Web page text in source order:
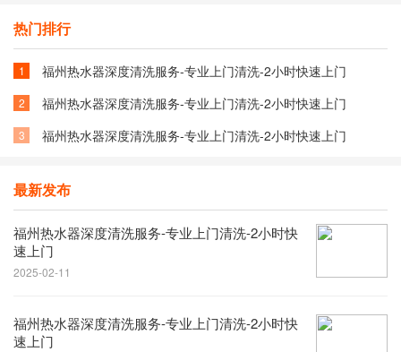
热门排行
1 福州热水器深度清洗服务-专业上门清洗-2小时快速上门
2 福州热水器深度清洗服务-专业上门清洗-2小时快速上门
3 福州热水器深度清洗服务-专业上门清洗-2小时快速上门
最新发布
福州热水器深度清洗服务-专业上门清洗-2小时快
速上门
2025-02-11
福州热水器深度清洗服务-专业上门清洗-2小时快
速上门